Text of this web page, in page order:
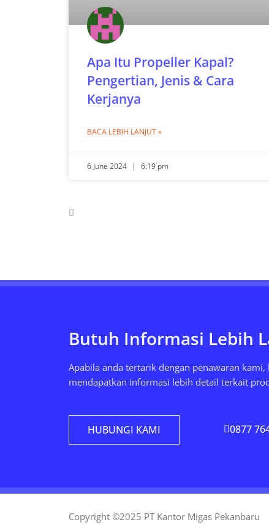
Apa Itu Propeller Kapal?
Pengertian, Jenis & Cara
Kerjanya
BACA LEBIH LANJUT »
6 June 2024 6:19 pm
Butuh Informasi Lebih
Apabila anda tertarik dengan penawaran
mendapatkan informasi lebih detail terkait
HUBUNGI KAMI 0877
Copyright ©2025 PT Kantor Migas Pekanbaru